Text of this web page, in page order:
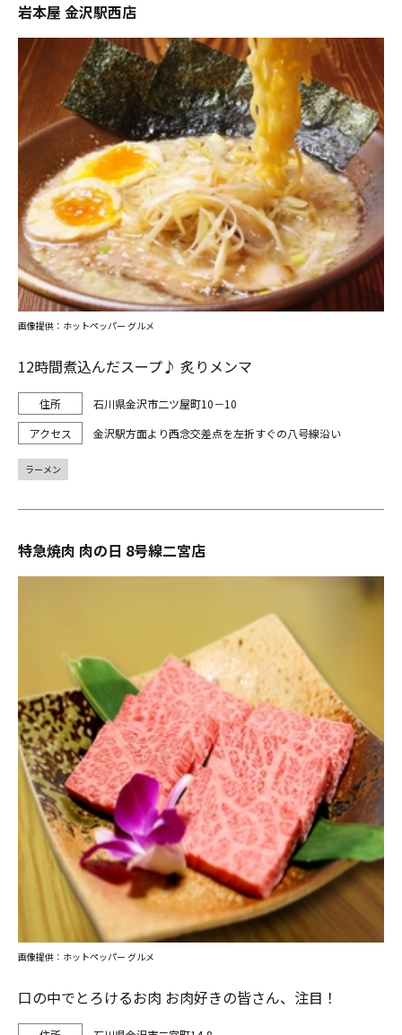
岩本屋 金沢駅西店
12時間煮込んだスープ♪ 炙りメンマ
石川県金沢市二ツ屋町10－10
金沢駅方面より西念交差点を左折すぐの八号線沿い
画像提供：ホットペッパー グルメ
ラーメン
特急焼肉 肉の日 8号線二宮店
口の中でとろけるお肉 お肉好きの皆さん、注目！
画像提供：ホットペッパー グルメ